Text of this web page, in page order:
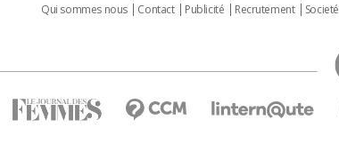
Qui sommes nous Contact Publicité Recrutement Societé